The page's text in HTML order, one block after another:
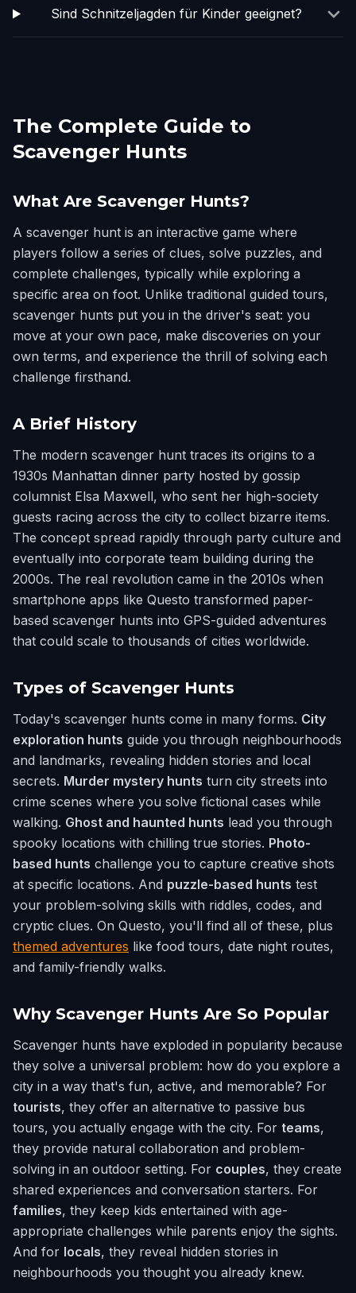
Sind Schnitzeljagden für Kinder geeignet?
The Complete Guide to
Scavenger Hunts
What Are Scavenger Hunts?
A scavenger hunt is an interactive game where
players follow a series of clues, solve puzzles, and
complete challenges, typically while exploring a
specific area on foot. Unlike traditional guided tours,
scavenger hunts put you in the driver's seat: you
move at your own pace, make discoveries on your
own terms, and experience the thrill of solving each
challenge firsthand.
A Brief History
The modern scavenger hunt traces its origins to a
1930s Manhattan dinner party hosted by gossip
columnist Elsa Maxwell, who sent her high-society
guests racing across the city to collect bizarre items.
The concept spread rapidly through party culture and
eventually into corporate team building during the
2000s. The real revolution came in the 2010s when
smartphone apps like Questo transformed paper-
based scavenger hunts into GPS-guided adventures
that could scale to thousands of cities worldwide.
Types of Scavenger Hunts
Today's scavenger hunts come in many forms. City
exploration hunts guide you through neighbourhoods
and landmarks, revealing hidden stories and local
secrets. Murder mystery hunts turn city streets into
crime scenes where you solve fictional cases while
walking. Ghost and haunted hunts lead you through
spooky locations with chilling true stories. Photo-
based hunts challenge you to capture creative shots
at specific locations. And puzzle-based hunts test
your problem-solving skills with riddles, codes, and
cryptic clues. On Questo, you'll find all of these, plus
themed adventures like food tours, date night routes,
and family-friendly walks.
Why Scavenger Hunts Are So Popular
Scavenger hunts have exploded in popularity because
they solve a universal problem: how do you explore a
city in a way that's fun, active, and memorable? For
tourists, they offer an alternative to passive bus
tours, you actually engage with the city. For teams,
they provide natural collaboration and problem-
solving in an outdoor setting. For couples, they create
shared experiences and conversation starters. For
families, they keep kids entertained with age-
appropriate challenges while parents enjoy the sights.
And for locals, they reveal hidden stories in
neighbourhoods you thought you already knew.